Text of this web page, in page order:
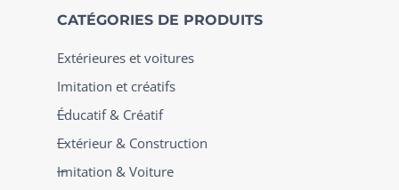
CATÉGORIES DE PRODUITS
Extérieures et voitures
Imitation et créatifs
Éducatif & Créatif
Extérieur & Construction
Imitation & Voiture